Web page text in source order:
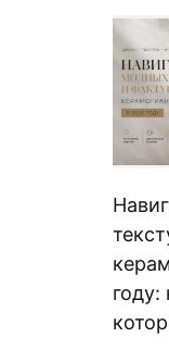
году: